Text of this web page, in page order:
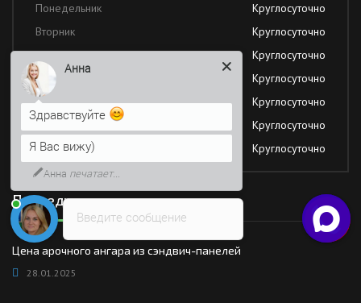
Понедельник
Круглосуточно
Вторник
Круглосуточно
Среда
Круглосуточно
Четверг
Круглосуточно
Пятница
Круглосуточно
Суббота
Круглосуточно
Воскресение
Круглосуточно
Последние новости
Цена арочного ангара из сэндвич-панелей
28.01.2025
Введите сообщение
Анна
Здравствуйте
Я Вас вижу)
Анна печатает...